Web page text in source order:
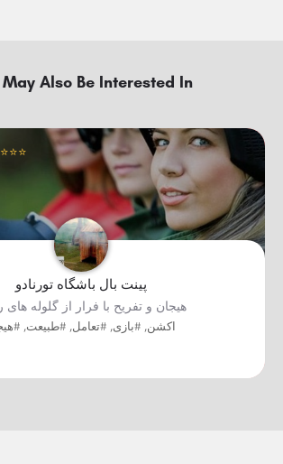
Also Be Interested In
پینت بال باشگاه تورنادو
هیجان و تفریح با فرار از گلوله های
#اکشن, #بازی, #تعامل, #طبیعت,
آدرنالین